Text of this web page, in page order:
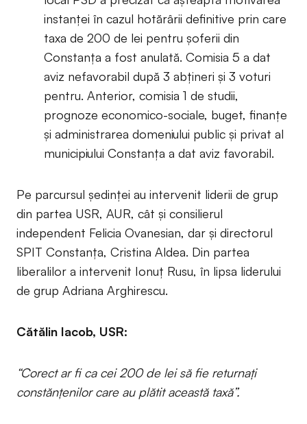
instanței în cazul hotărârii definitive prin care
taxa de 200 de lei pentru șoferii din
Constanța a fost anulată. Comisia 5 a dat
aviz nefavorabil după 3 abțineri și 3 voturi
pentru. Anterior, comisia 1 de studii,
prognoze economico-sociale, buget, finanțe
și administrarea domeniului public și privat al
municipiului Constanța a dat aviz favorabil.
Pe parcursul ședinței au intervenit liderii de grup
din partea USR, AUR, cât și consilierul
independent Felicia Ovanesian, dar și directorul
SPIT Constanța, Cristina Aldea. Din partea
liberalilor a intervenit Ionuț Rusu, în lipsa liderului
de grup Adriana Arghirescu.
Cătălin Iacob, USR:
“Corect ar fi ca cei 200 de lei să fie returnați
constănțenilor care au plătit această taxă”.